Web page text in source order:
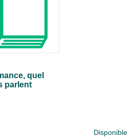
quel
parlent
Disponible